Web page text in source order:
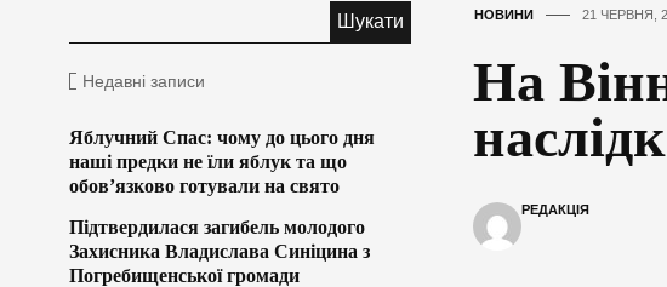
НОВИНИ 21 ЧЕРВНЯ,
На
РЕДАКЦІЯ
Недавні записи
Яблучний Спас: чому до цього дня
наші предки не їли яблук та що
обов’язково готували на свято
Підтвердилася загибель молодого
Захисника Владислава Синіцина з
Погребищенської громади